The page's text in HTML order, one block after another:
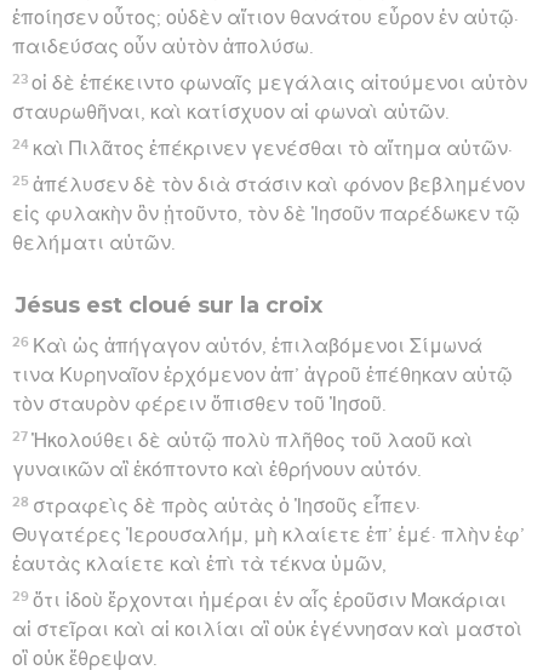
ἐποίησεν οὗτος; οὐδὲν αἴτιον θανάτου εὗρον ἐν αὐτῷ·
παιδεύσας οὖν αὐτὸν ἀπολύσω.
23 οἱ δὲ ἐπέκειντο φωναῖς μεγάλαις αἰτούμενοι αὐτὸν
σταυρωθῆναι, καὶ κατίσχυον αἱ φωναὶ αὐτῶν.
24 καὶ Πιλᾶτος ἐπέκρινεν γενέσθαι τὸ αἴτημα αὐτῶν·
25 ἀπέλυσεν δὲ τὸν διὰ στάσιν καὶ φόνον βεβλημένον
εἰς φυλακὴν ὃν ᾐτοῦντο, τὸν δὲ Ἰησοῦν παρέδωκεν τῷ
θελήματι αὐτῶν.
Jésus est cloué sur la croix
26 Καὶ ὡς ἀπήγαγον αὐτόν, ἐπιλαβόμενοι Σίμωνά
τινα Κυρηναῖον ἐρχόμενον ἀπ’ ἀγροῦ ἐπέθηκαν αὐτῷ
τὸν σταυρὸν φέρειν ὄπισθεν τοῦ Ἰησοῦ.
27 Ἠκολούθει δὲ αὐτῷ πολὺ πλῆθος τοῦ λαοῦ καὶ
γυναικῶν αἳ ἐκόπτοντο καὶ ἐθρήνουν αὐτόν.
28 στραφεὶς δὲ πρὸς αὐτὰς ὁ Ἰησοῦς εἶπεν·
Θυγατέρες Ἰερουσαλήμ, μὴ κλαίετε ἐπ’ ἐμέ· πλὴν ἐφ’
ἑαυτὰς κλαίετε καὶ ἐπὶ τὰ τέκνα ὑμῶν,
29 ὅτι ἰδοὺ ἔρχονται ἡμέραι ἐν αἷς ἐροῦσιν Μακάριαι
αἱ στεῖραι καὶ αἱ κοιλίαι αἳ οὐκ ἐγέννησαν καὶ μαστοὶ
οἳ οὐκ ἔθρεψαν.